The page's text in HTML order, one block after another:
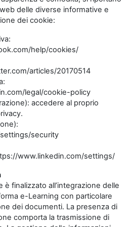
delle diverse informative e
dei cookie:
help/cookies/
articles/20170514
legal/cookie-policy
accedere al proprio
security
www.linkedin.com/settings/
è finalizzato all’integrazione delle
e-Learning con particolare
dei documenti. La presenza di
comporta la trasmissione di